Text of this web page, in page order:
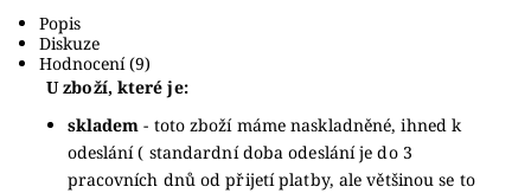
Popis
Diskuze
Hodnocení (9)
U zboží, které je:
skladem - toto zboží máme naskladněné, ihned k
odeslání ( standardní doba odeslání je do 3
pracovních dnů od přijetí platby, ale většinou se to